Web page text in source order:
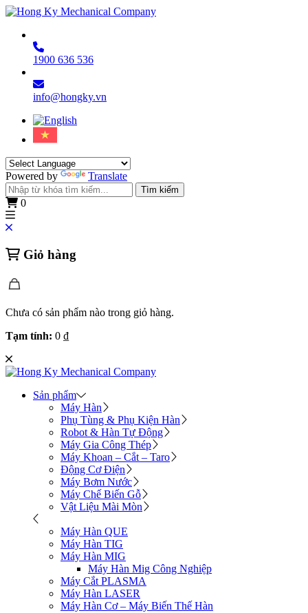
1900 636 536
info@hongky.vn
Powered by Translate
Tìm kiếm
0
Giỏ hàng
Chưa có sản phẩm nào trong giỏ hàng.
Tạm tính: 0 ₫
Sản phẩm
Máy Hàn
Phụ Tùng & Phụ Kiện Hàn
Robot & Hàn Tự Động
Máy Gia Công Thép
Máy Khoan – Cắt – Taro
Động Cơ Điện
Máy Bơm Nước
Máy Chế Biến Gỗ
Vật Liệu Mài Mòn
Máy Hàn QUE
Máy Hàn TIG
Máy Hàn MIG
Máy Hàn Mig Công Nghiệp
Máy Cắt PLASMA
Máy Hàn LASER
Máy Hàn Cơ – Máy Biến Thế Hàn